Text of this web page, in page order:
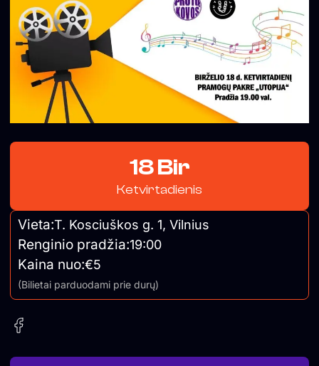
18 Bir
Ketvirtadienis
Vieta:T. Kosciuškos g. 1, Vilnius
Renginio pradžia:19:00
Kaina nuo:€5
(Bilietai parduodami prie durų)